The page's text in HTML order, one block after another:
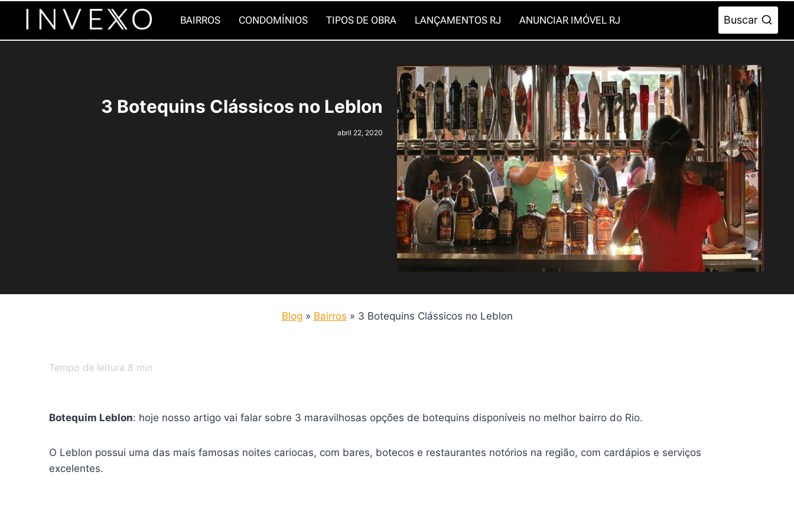
o
BAIRROS CONDOMÍNIOS TIPOS DE OBRA LANÇAMENTOS RJ ANUNCIAR IMÓVEL RJ Buscar
3 Botequins Clássicos no Leblon
abril 22, 2020
Blog » Bairros » 3 Botequins Clássicos no Leblon
Tempo de leitura 8 min
Botequim Leblon: hoje nosso artigo vai falar sobre 3 maravilhosas opções de botequins disponíveis no melhor bairro do Rio.
O Leblon possui uma das mais famosas noites cariocas, com bares, botecos e restaurantes notórios na região, com cardápios e serviços
excelentes.